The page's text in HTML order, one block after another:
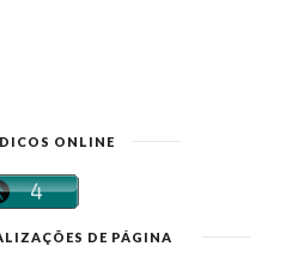
ONLINE
DE PÁGINA